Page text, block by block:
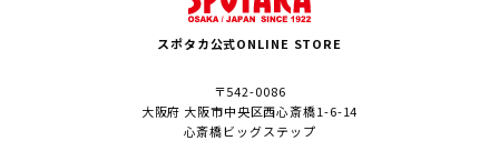
スポタカ公式ONLINE STORE
〒542-0086
大阪府 大阪市中央区西心斎橋1-6-14
心斎橋ビッグステップ